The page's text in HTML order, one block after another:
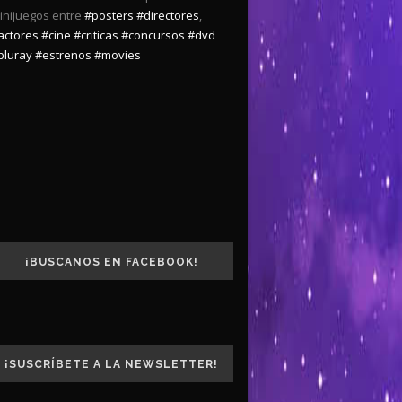
entre #posters #directores,
#cine #criticas #concursos #dvd
#estrenos #movies
¡BUSCANOS EN FACEBOOK!
¡SUSCRÍBETE A LA NEWSLETTER!